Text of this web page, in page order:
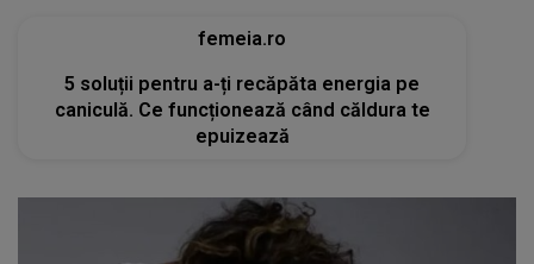
femeia.ro
5 soluții pentru a-ți recăpăta energia pe
caniculă. Ce funcționează când căldura te
epuizează